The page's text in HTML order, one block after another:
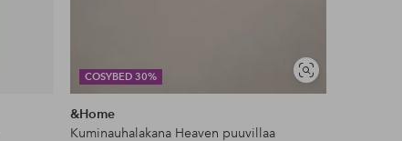
COSYBED 30%
Näytä
samankaltaisia
&Home
Kuminauhalakana Heaven puuvillaa